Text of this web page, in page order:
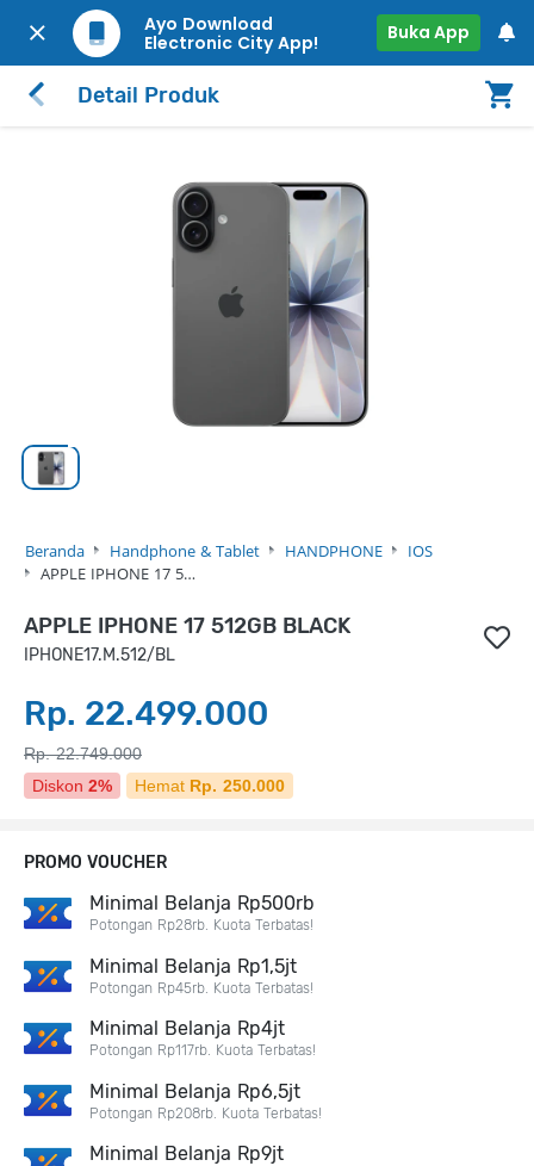
Ayo Download
Electronic City App!
Buka App
Detail Produk
Beranda Handphone & Tablet HANDPHONE
IOS
APPLE IPHONE 17 5…
APPLE IPHONE 17 512GB BLACK
IPHONE17.M.512/BL
Rp. 22.499.000
Rp. 22.749.000
Diskon 2% Hemat Rp. 250.000
PROMO VOUCHER
Minimal Belanja Rp500rb
Potongan Rp28rb. Kuota Terbatas!
Minimal Belanja Rp1,5jt
Potongan Rp45rb. Kuota Terbatas!
Minimal Belanja Rp4jt
Potongan Rp117rb. Kuota Terbatas!
Minimal Belanja Rp6,5jt
Potongan Rp208rb. Kuota Terbatas!
Minimal Belanja Rp9jt